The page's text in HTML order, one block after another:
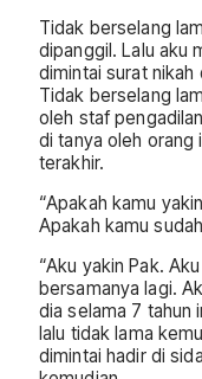
Tidak berselang
dipanggil. Lalu aku
dimintai surat
Tidak berselang
oleh staf
di tanya oleh orang
terakhir.
“Apakah kamu
Apakah kamu
“Aku yakin Pak.
bersamanya lagi.
dia selama 7 tahun
lalu tidak lama
dimintai hadir di